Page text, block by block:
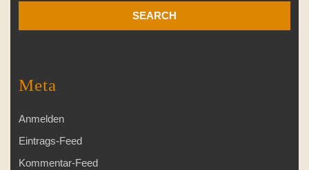
Meta
Anmelden
Eintrags-Feed
Kommentar-Feed